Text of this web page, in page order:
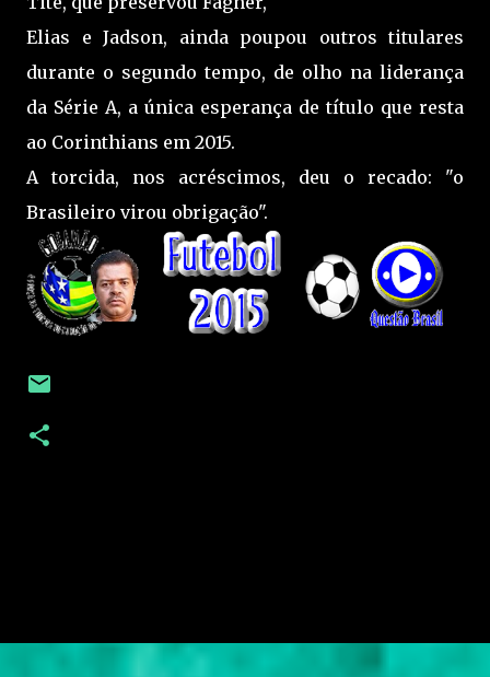
Elias e Jadson, ainda poupou outros titulares
durante o segundo tempo, de olho na liderança
da Série A, a única esperança de título que resta
ao Corinthians em 2015.
A torcida, nos acréscimos, deu o recado: "o
Brasileiro virou obrigação".